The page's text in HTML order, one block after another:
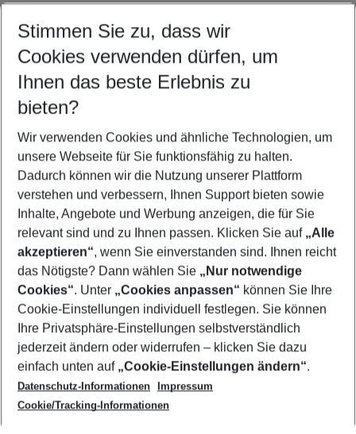
Ändern Sie Ihre Kriterien nach Ihren Wünschen
Abflughafen wählen
Beliebiger Abflughafen
Reisezeitraum wählen
09.08.26– 07.08.27 5-8 Nächte
2 Erwachsene Keine Kinder
Mehr Filter anzeigen
Footer
Footer navigation
Über uns
AGB
Cookie-Einstellungen ändern
Cookie-Richtlinie
Datenschutz
Service & Hilfe
Barrierefreies Reisen
Check-in
Folgen Sie uns
Stimmen Sie zu, dass wir
Cookies verwenden dürfen, um
Ihnen das beste Erlebnis zu
bieten?
Wir verwenden Cookies und ähnliche Technologien, um
unsere Webseite für Sie funktionsfähig zu halten.
Dadurch können wir die Nutzung unserer Plattform
verstehen und verbessern, Ihnen Support bieten sowie
Inhalte, Angebote und Werbung anzeigen, die für Sie
relevant sind und zu Ihnen passen. Klicken Sie auf „Alle
akzeptieren“, wenn Sie einverstanden sind. Ihnen reicht
das Nötigste? Dann wählen Sie „Nur notwendige
Cookies“. Unter „Cookies anpassen“ können Sie Ihre
Cookie-Einstellungen individuell festlegen. Sie können
Ihre Privatsphäre-Einstellungen selbstverständlich
jederzeit ändern oder widerrufen – klicken Sie dazu
einfach unten auf „Cookie-Einstellungen ändern“.
Datenschutz-Informationen
Impressum
Cookie/Tracking-Informationen